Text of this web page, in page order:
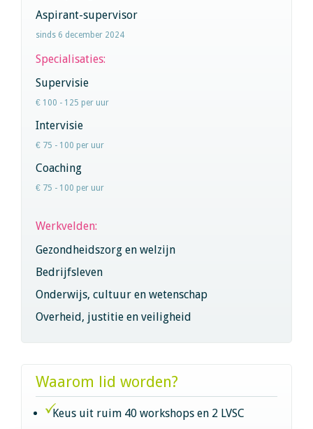
Aspirant-supervisor
sinds 6 december 2024
Specialisaties:
Supervisie
€ 100 - 125 per uur
Intervisie
€ 75 - 100 per uur
Coaching
€ 75 - 100 per uur
Werkvelden:
Gezondheidszorg en welzijn
Bedrijfsleven
Onderwijs, cultuur en wetenschap
Overheid, justitie en veiligheid
Waarom lid worden?
Keus uit ruim 40 workshops en 2 LVSC